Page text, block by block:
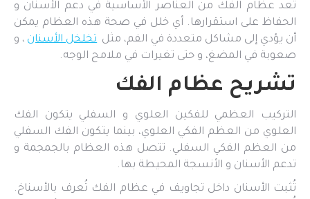
تُعد عظام الفك من العناصر الأساسية في دعم الأسنان و
الحفاظ على استقرارها. أي خلل في صحة هذه العظام يمكن
أن يؤدي إلى مشاكل متعددة في الفم، مثل تخلخل الأسنان ، و
صعوبة في المضغ، و حتى تغيرات في ملامح الوجه.
تشريح عظام الفك
التركيب العظمي للفكين العلوي و السفلي يتكون الفك
العلوي من العظم الفكي العلوي، بينما يتكون الفك السفلي
من العظم الفكي السفلي. تتصل هذه العظام بالجمجمة و
تدعم الأسنان و الأنسجة المحيطة بها.
تُثبت الأسنان داخل تجاويف في عظام الفك تُعرف بالأسناخ.